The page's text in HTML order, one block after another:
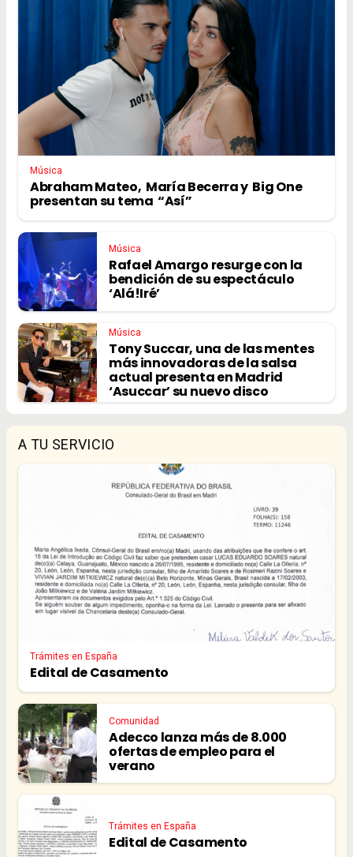
Música
Abraham Mateo, María Becerra y Big One
presentan su tema “Así”
Música
Rafael Amargo resurge con la
bendición de su espectáculo
‘Alá!Iré’
Música
Tony Succar, una de las mentes
más innovadoras de la salsa
actual presenta en Madrid
‘Asuccar’ su nuevo disco
A TU SERVICIO
Trámites en España
Edital de Casamento
Comunidad
Adecco lanza más de 8.000
ofertas de empleo para el
verano
Trámites en España
Edital de Casamento